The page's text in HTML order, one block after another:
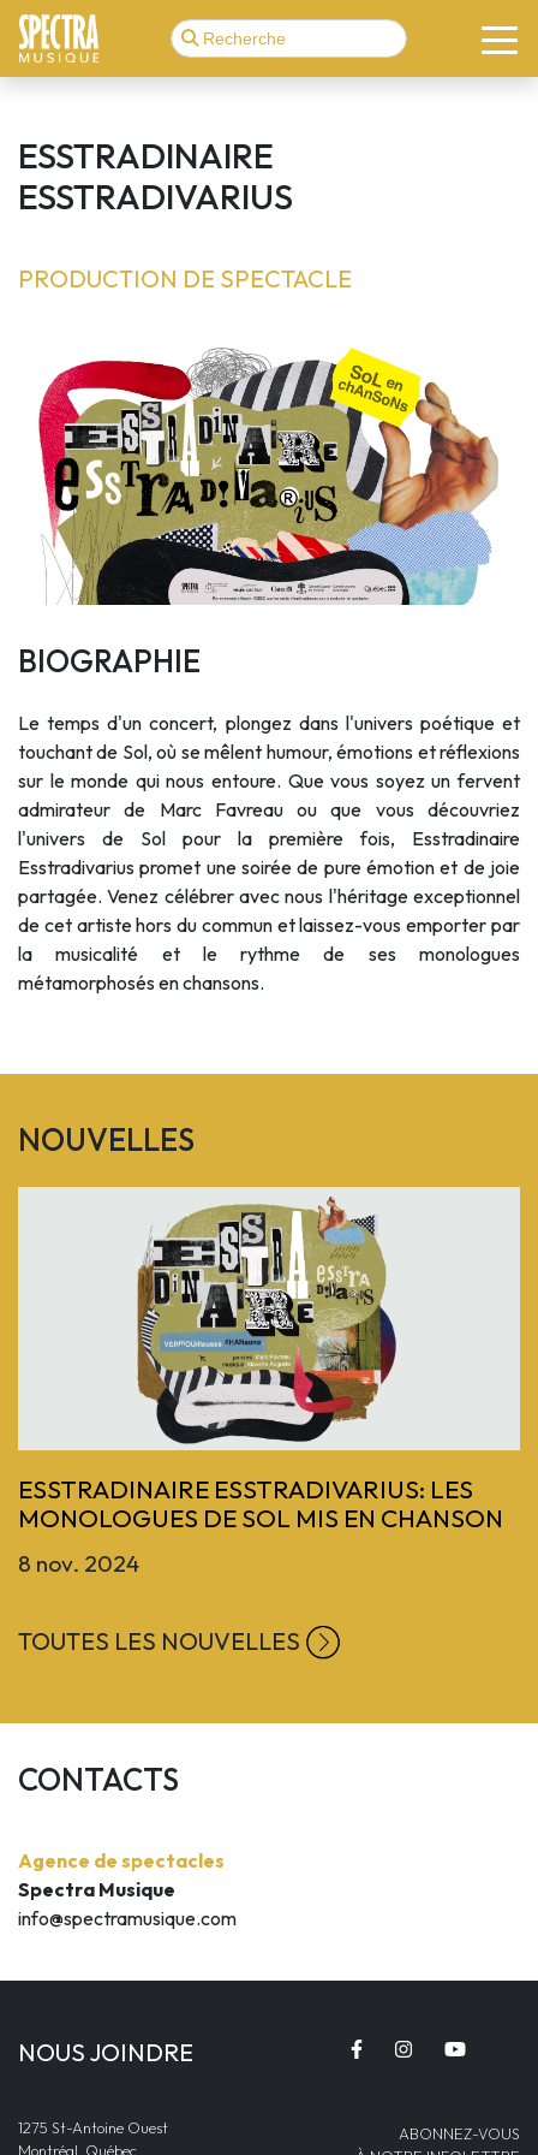
ESSTRADINAIRE
ESSTRADIVARIUS
PRODUCTION DE SPECTACLE
BIOGRAPHIE
Le temps d'un concert, plongez dans l'univers poétique et
touchant de Sol, où se mêlent humour, émotions et réflexions
sur le monde qui nous entoure. Que vous soyez un fervent
admirateur de Marc Favreau ou que vous découvriez
l'univers de Sol pour la première fois, Esstradinaire
Esstradivarius promet une soirée de pure émotion et de joie
partagée. Venez célébrer avec nous l'héritage exceptionnel
de cet artiste hors du commun et laissez-vous emporter par
la musicalité et le rythme de ses monologues
métamorphosés en chansons.
NOUVELLES
ESSTRADINAIRE ESSTRADIVARIUS: LES
MONOLOGUES DE SOL MIS EN CHANSON
8 nov. 2024
TOUTES LES NOUVELLES
CONTACTS
Agence de spectacles
Spectra Musique
info@spectramusique.com
NOUS JOINDRE
1275 St-Antoine Ouest
Montréal, Québec
ABONNEZ-VOUS